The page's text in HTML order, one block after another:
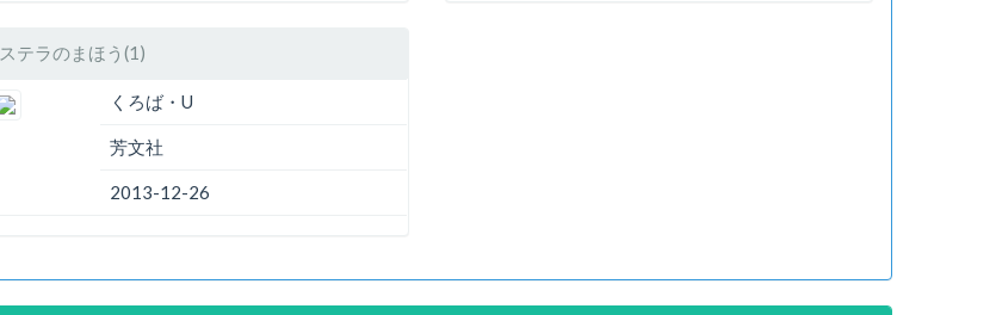
ステラのまほう(1)
くろば・U
芳文社
2013-12-26